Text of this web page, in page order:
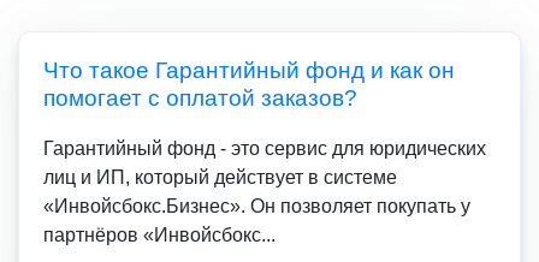
Что такое Гарантийный фонд и как он
помогает с оплатой заказов?
Гарантийный фонд - это сервис для юридических
лиц и ИП, который действует в системе
«Инвойсбокс.Бизнес». Он позволяет покупать у
партнёров «Инвойсбокс...